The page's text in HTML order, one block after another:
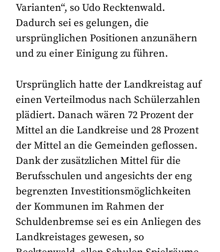
Varianten“, so Udo Recktenwald.
Dadurch sei es gelungen, die
ursprünglichen Positionen anzunähern
und zu einer Einigung zu führen.
Ursprünglich hatte der Landkreistag auf
einen Verteilmodus nach Schülerzahlen
plädiert. Danach wären 72 Prozent der
Mittel an die Landkreise und 28 Prozent
der Mittel an die Gemeinden geflossen.
Dank der zusätzlichen Mittel für die
Berufsschulen und angesichts der eng
begrenzten Investitionsmöglichkeiten
der Kommunen im Rahmen der
Schuldenbremse sei es ein Anliegen des
Landkreistages gewesen, so